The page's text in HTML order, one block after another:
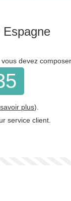
devez
plus).
service client.